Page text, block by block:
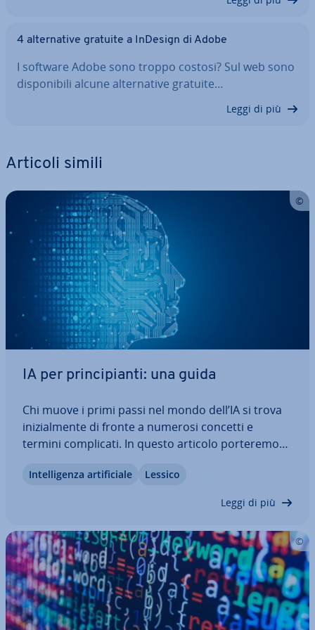
4 al­ter­na­ti­ve gratuite a InDesign di Adobe
I software Adobe sono troppo costosi? Sul web sono
di­spo­ni­bi­li alcune al­ter­na­ti­ve gratuite…
Leggi di più
Articoli simili
IA per prin­ci­pian­ti: una guida
Chi muove i primi passi nel mondo dell’IA si trova
ini­zial­men­te di fronte a numerosi concetti e
termini com­pli­ca­ti. In questo articolo porteremo
cosa si cela dietro le singole nozioni. Anche i prin­ci­
In­tel­li­gen­za ar­ti­fi­cia­le Lessico
Leggi di più